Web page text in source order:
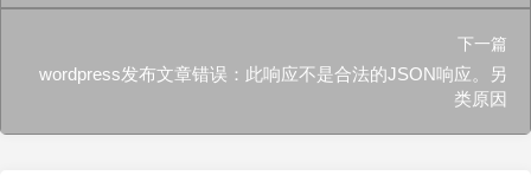
下一篇
wordpress发布文章错误：此响应不是合法的JSON响应。另
类原因